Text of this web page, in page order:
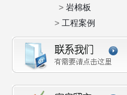
> 岩棉板
> 工程案例